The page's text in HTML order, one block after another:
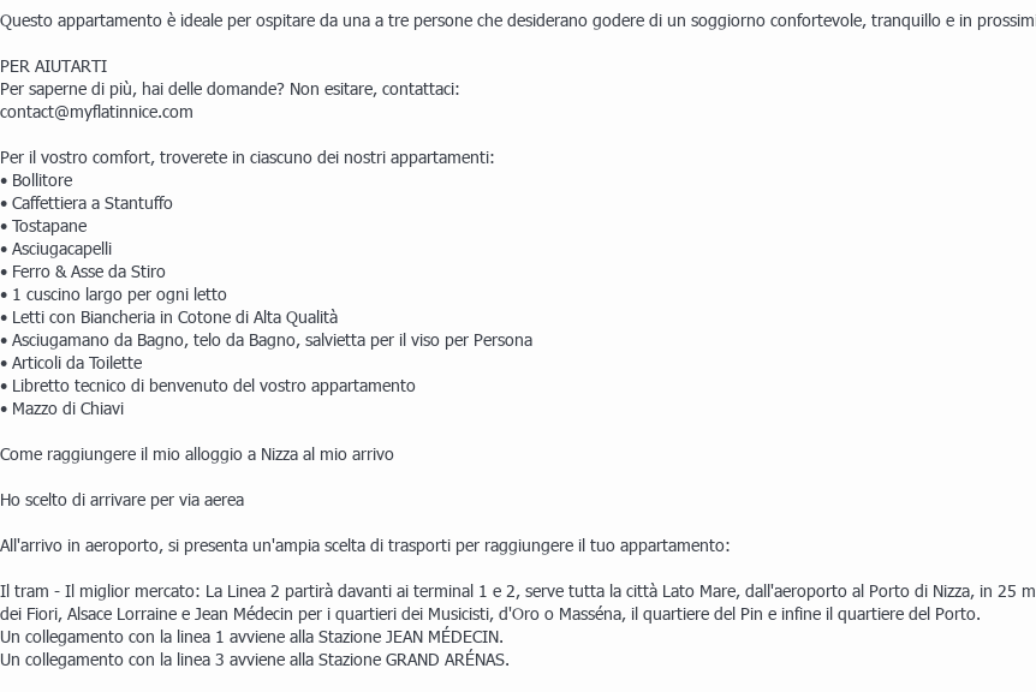
Questo appartamento è ideale per ospitare da una a tre persone che desiderano godere di un soggiorno confortevole, tranquillo e in
PER AIUTARTI
Per saperne di più, hai delle domande? Non esitare, contattaci:
contact@myflatinnice.com
Per il vostro comfort, troverete in ciascuno dei nostri appartamenti:
• Bollitore
• Caffettiera a Stantuffo
• Tostapane
• Asciugacapelli
• Ferro & Asse da Stiro
• 1 cuscino largo per ogni letto
• Letti con Biancheria in Cotone di Alta Qualità
• Asciugamano da Bagno, telo da Bagno, salvietta per il viso per Persona
• Articoli da Toilette
• Libretto tecnico di benvenuto del vostro appartamento
• Mazzo di Chiavi
Come raggiungere il mio alloggio a Nizza al mio arrivo
Ho scelto di arrivare per via aerea
All'arrivo in aeroporto, si presenta un'ampia scelta di trasporti per raggiungere il tuo appartamento:
Il tram - Il miglior mercato: La Linea 2 partirà davanti ai terminal 1 e 2, serve tutta la città Lato Mare, dall'aeroporto al Porto di Nizza, in 25
dei Fiori, Alsace Lorraine e Jean Médecin per i quartieri dei Musicisti, d'Oro o Masséna, il quartiere del Pin e infine il quartiere del Porto.
Un collegamento con la linea 1 avviene alla Stazione JEAN MÉDECIN.
Un collegamento con la linea 3 avviene alla Stazione GRAND ARÉNAS.